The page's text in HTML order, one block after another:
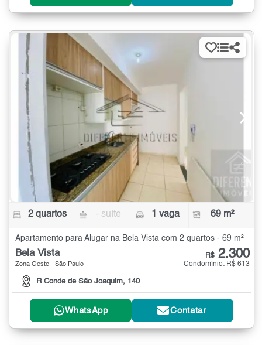
2 quartos - suíte 1 vaga 69 m²
Apartamento para Alugar na Bela Vista com 2 quartos - 69 m²
Bela Vista
Zona Oeste - São Paulo
R Conde de São Joaquim, 140
R$ 2.300
Condomínio: R$ 613
WhatsApp Contatar